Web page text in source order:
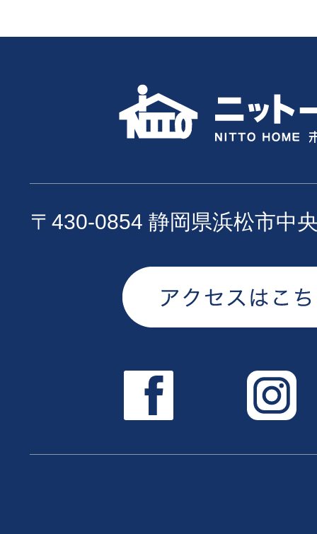
〒430-0854 静岡県浜松市中